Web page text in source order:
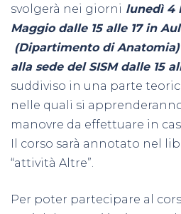
svolgerà nei giorni lunedì 4
Maggio dalle 15 alle 17 in
(Dipartimento di
alla sede del SISM dalle 15
suddiviso in una parte
nelle quali si
manovre da effettuare in
Il corso sarà annotato nel
“attività Altre”.
Per poter partecipare al